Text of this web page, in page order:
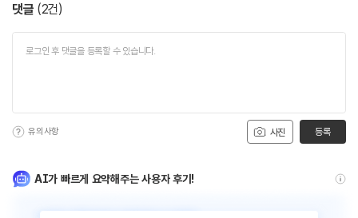
댓글 (2건)
사진
유의사항 등록
AI가 빠르게 요약해주는 사용자 후기!